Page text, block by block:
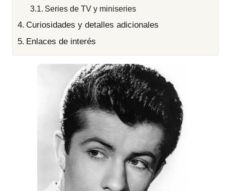
Series de TV y miniseries
Curiosidades y detalles adicionales
Enlaces de interés